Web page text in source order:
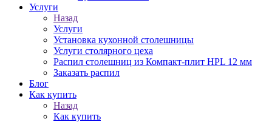
Услуги
Назад
Услуги
Установка кухонной столешницы
Услуги столярного цеха
Распил столешниц из Компакт-плит HPL 12 мм
Заказать распил
Блог
Как купить
Назад
Как купить